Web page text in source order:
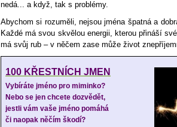
nedá... a když, tak s problémy.
Abychom si rozuměli, nejsou jména špatná a
Každé má svou skvělou energii, kterou přináší
má svůj rub – v něčem zase může život
100 KŘESTNÍCH JMEN
Vybíráte jméno pro miminko?
Nebo se jen chcete dozvědět,
jestli vám vaše jméno pomáhá
či naopak něčím škodí?